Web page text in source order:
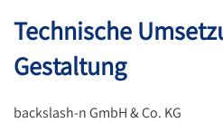
Technische
Gestaltung
backslash-n GmbH & Co. KG